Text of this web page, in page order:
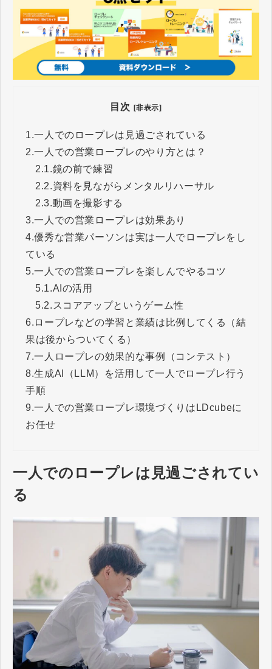
目次 [非表示]
1.一人でのロープレは見過ごされている
2.一人での営業ロープレのやり方とは？
2.1.鏡の前で練習
2.2.資料を見ながらメンタルリハーサル
2.3.動画を撮影する
3.一人での営業ロープレは効果あり
4.優秀な営業パーソンは実は一人でロープレをし
ている
5.一人での営業ロープレを楽しんでやるコツ
5.1.AIの活用
5.2. スコアアップというゲーム性
6. ロープレなどの学習と業績は比例してくる（結
果は後からついてくる）
7.一人ロープレの効果的な事例（コンテスト）
8.生成AI（LLM）を活用して一人でロープレ行う
手順
9.一人での営業ロープレ環境づくりはLDcubeに
お任せ
一人でのロープレは見過ごされてい
る